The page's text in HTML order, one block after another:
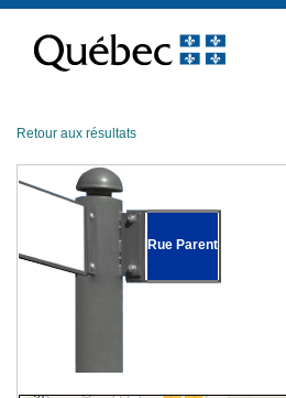
contenu
Retour aux résultats
Rue Parent